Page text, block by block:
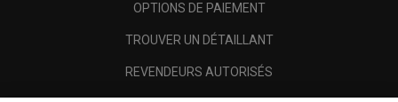
OPTIONS DE PAIEMENT
TROUVER UN DÉTAILLANT
REVENDEURS AUTORISÉS